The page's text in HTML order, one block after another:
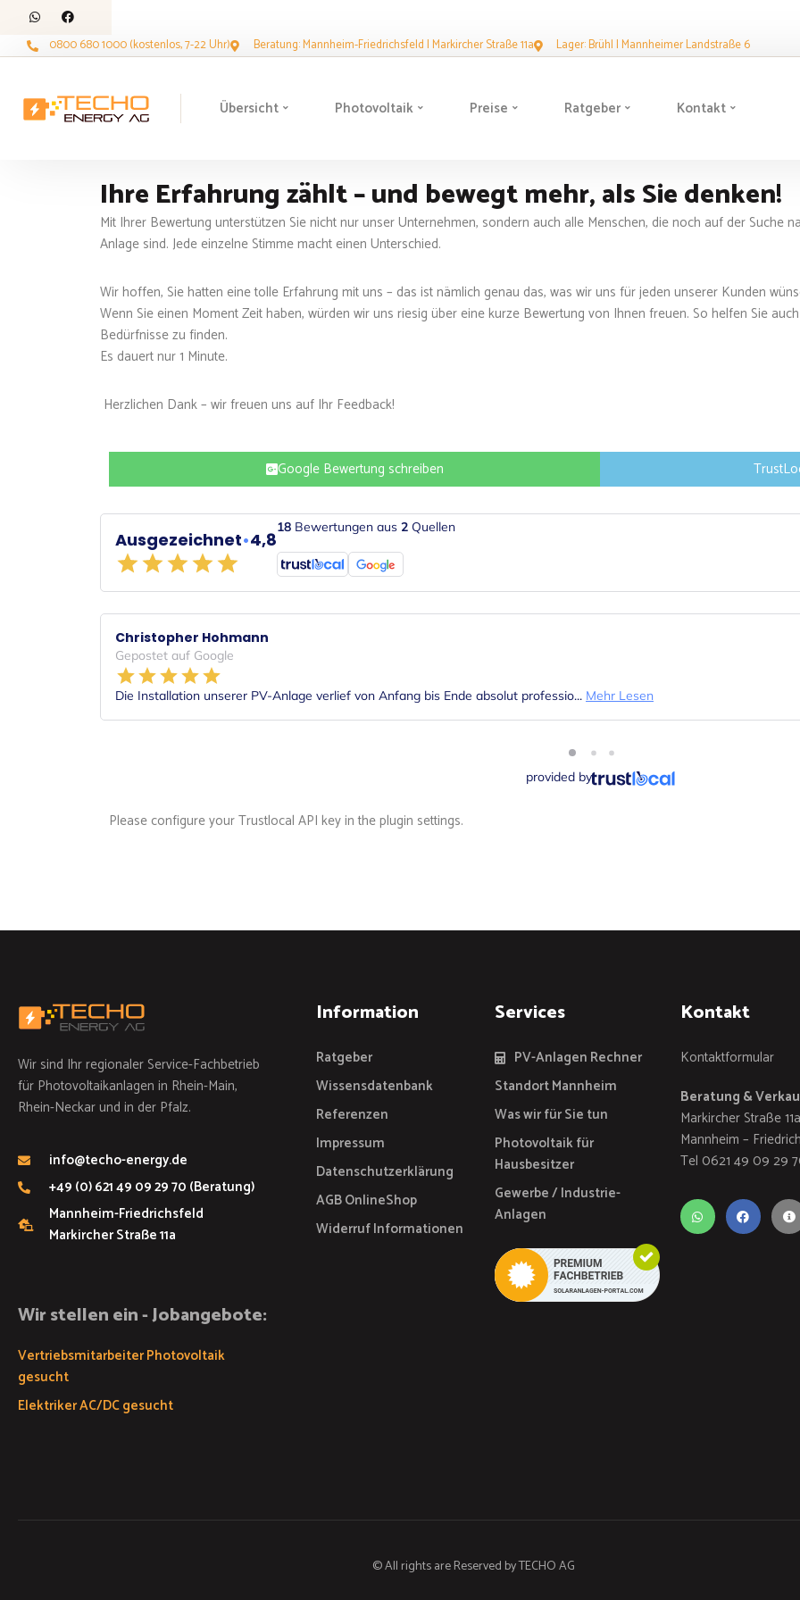
0800 680 1000 (kostenlos, 7-22 Uhr) Beratung: Mannheim-Friedrichsfeld | Markircher Straße 11a Lager: Brühl | Mannheimer Landstraße 6
Übersicht Photovoltaik Preise Ratgeber Kontakt
Ihre Erfahrung zählt – und bewegt mehr, als Sie denken!
Mit Ihrer Bewertung unterstützen Sie nicht nur unser Unternehmen, sondern auch alle Menschen, die noch auf der Suche
Anlage sind. Jede einzelne Stimme macht einen Unterschied.
Wir hoffen, Sie hatten eine tolle Erfahrung mit uns – das ist nämlich genau das, was wir uns für jeden unserer Kunden
Wenn Sie einen Moment Zeit haben, würden wir uns riesig über eine kurze Bewertung von Ihnen freuen. So helfen Sie
Bedürfnisse zu finden.
Es dauert nur 1 Minute.
Herzlichen Dank – wir freuen uns auf Ihr Feedback!
Google Bewertung schreiben
Ausgezeichnet•4,8
18 Bewertungen aus 2 Quellen
Christopher Hohmann
Gepostet auf Google
Die Installation unserer PV-Anlage verlief von Anfang bis Ende absolut professio... Mehr Lesen
provided by
Please configure your Trustlocal API key in the plugin settings.
Wir sind Ihr regionaler Service-Fachbetrieb
für Photovoltaikanlagen in Rhein-Main,
Rhein-Neckar und in der Pfalz.
info@techo-energy.de
+49 (0) 621 49 09 29 70 (Beratung)
Mannheim-Friedrichsfeld
Markircher Straße 11a
Wir stellen ein - Jobangebote:
Vertriebsmitarbeiter Photovoltaik
gesucht
Elektriker AC/DC gesucht
Information
Ratgeber
Wissensdatenbank
Referenzen
Impressum
Datenschutzerklärung
AGB OnlineShop
Widerruf Informationen
Services
PV-Anlagen Rechner
Standort Mannheim
Was wir für Sie tun
Photovoltaik für
Hausbesitzer
Gewerbe / Industrie-
Anlagen
Kontakt
Kontaktformular
Beratung &
Markircher Straße 11a
Mannheim –
Tel 0621 49 09 29
© All rights are Reserved byTECHO AG